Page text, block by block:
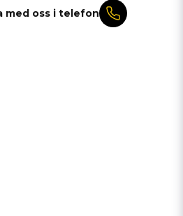
med oss i telefon